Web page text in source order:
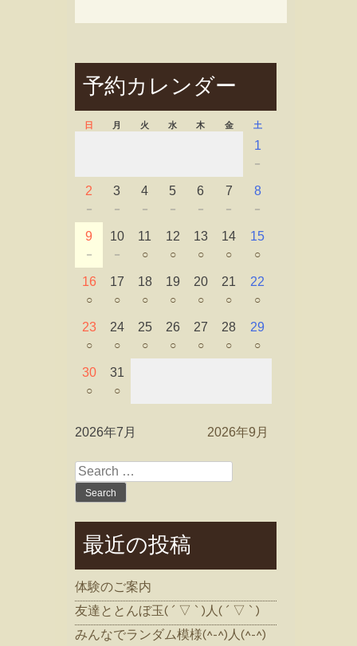
予約カレンダー
日 月 火 水 木 金 土
1
－
2
－
3
－
4
－
5
－
6
－
7
－
8
－
9
－
10
－
11
○
12
○
13
○
14
○
15
○
16
○
17
○
18
○
19
○
20
○
21
○
22
○
23
○
24
○
25
○
26
○
27
○
28
○
29
○
30
○
31
○
2026年7月 2026年9月
Search
for:
最近の投稿
体験のご案内
友達ととんぼ玉( ´ ▽ ` )人( ´ ▽ ` )
みんなでランダム模様(^-^)人(^-^)